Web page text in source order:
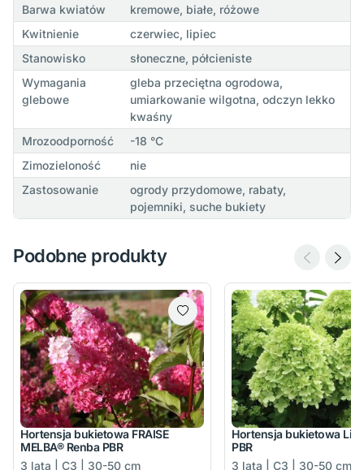
Barwa kwiatów
kremowe, białe, różowe
Kwitnienie
czerwiec, lipiec
Stanowisko
słoneczne, półcieniste
Wymagania
glebowe
gleba przeciętna ogrodowa,
umiarkowanie wilgotna, odczyn lekko
kwaśny
Mrozoodporność
-18 °C
Zimozieloność
nie
Zastosowanie
ogrody przydomowe, rabaty,
pojemniki, suche bukiety
Podobne produkty
Hortensja bukietowa FRAISE
MELBA® Renba PBR
3 lata | C3 | 30-50 cm
Hortensja bukietowa
PBR
3 lata | C3 | 30-50 cm